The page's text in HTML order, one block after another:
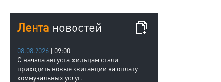
Лента новостей
08.08.2026 | 09:00
С начала августа жильцам стали
приходить новые квитанции на оплату
коммунальных услуг.